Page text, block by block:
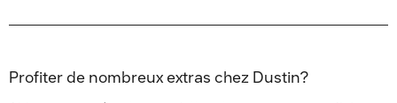
Profiter de nombreux extras chez Dustin?